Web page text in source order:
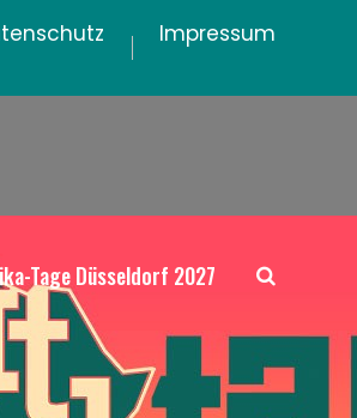
Impressum
Tage Düsseldorf 2027